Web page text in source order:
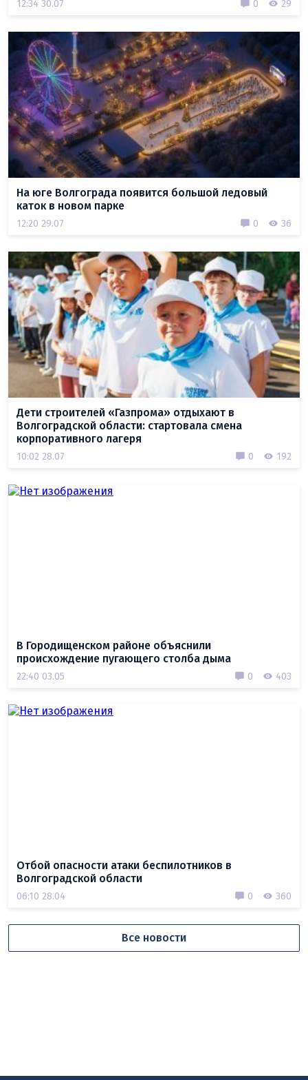
12:34 30.07 0 29
На юге Волгограда появится большой ледовый
каток в новом парке
12:20 29.07 0 36
Дети строителей «Газпрома» отдыхают в
Волгоградской области: стартовала смена
корпоративного лагеря
10:02 28.07 0 192
В Городищенском районе объяснили
происхождение пугающего столба дыма
22:40 03.05 0 403
Отбой опасности атаки беспилотников в
Волгоградской области
06:10 28.04 0 360
Все новости